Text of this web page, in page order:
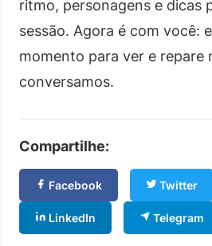
ritmo, personagens e dicas
sessão. Agora é com você:
momento para ver e repare
conversamos.
Compartilhe:
Facebook Twitter
LinkedIn Telegram